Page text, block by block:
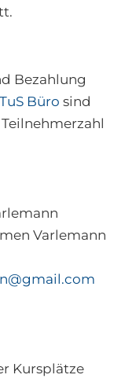
Bezahlung
TuS Büro sind
Varlemann
Kursplätze